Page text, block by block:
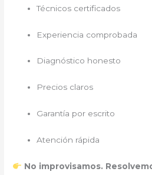
Técnicos certificados
Experiencia comprobada
Diagnóstico honesto
Precios claros
Garantía por escrito
Atención rápida
No improvisamos.